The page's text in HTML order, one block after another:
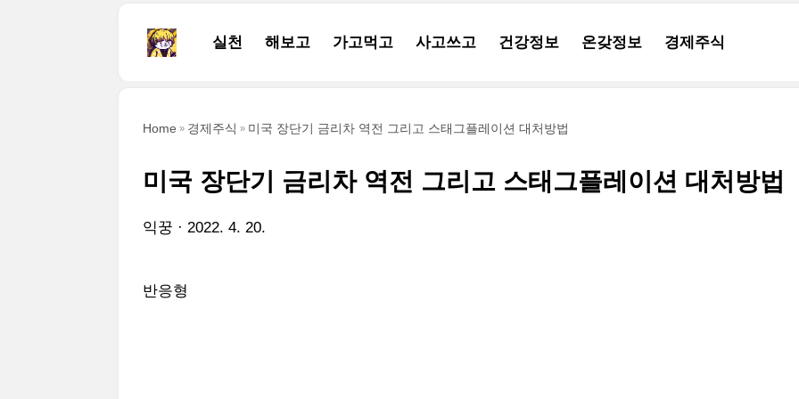
실천 해보고 가고먹고 사고쓰고 건강정보 온갖정보 경제주식
Home 경제주식 미국 장단기 금리차 역전 그리고 스태그플레이션 대처방법
미국 장단기 금리차 역전 그리고 스태그플레이션 대처방법
익꿍 2022. 4. 20.
반응형